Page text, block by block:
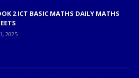
2 ICT BASIC MATHS DAILY MATHS
2025